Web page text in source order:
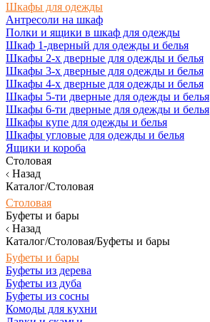
Шкафы для одежды
Антресоли на шкаф
Полки и ящики в шкаф для одежды
Шкаф 1-дверный для одежды и белья
Шкафы 2-х дверные для одежды и белья
Шкафы 3-х дверные для одежды и белья
Шкафы 4-х дверные для одежды и белья
Шкафы 5-ти дверные для одежды и белья
Шкафы 6-ти дверные для одежды и белья
Шкафы купе для одежды и белья
Шкафы угловые для одежды и белья
Ящики и короба
Столовая
Назад
Каталог/Столовая
Столовая
Буфеты и бары
Назад
Каталог/Столовая/Буфеты и бары
Буфеты и бары
Буфеты из дерева
Буфеты из дуба
Буфеты из сосны
Комоды для кухни